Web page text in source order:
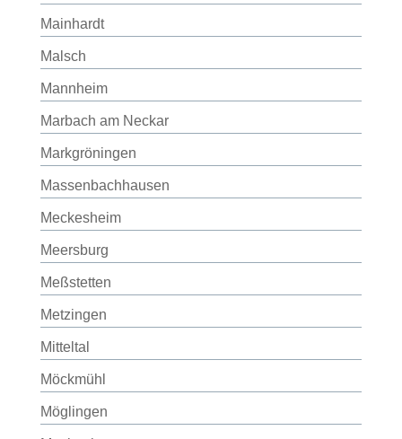
Mainhardt
Malsch
Mannheim
Marbach am Neckar
Markgröningen
Massenbachhausen
Meckesheim
Meersburg
Meßstetten
Metzingen
Mitteltal
Möckmühl
Möglingen